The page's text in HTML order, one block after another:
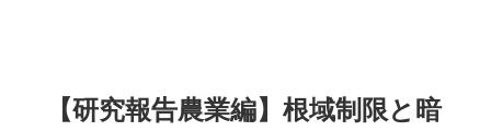
【研究報告農業編】根域制限と暗